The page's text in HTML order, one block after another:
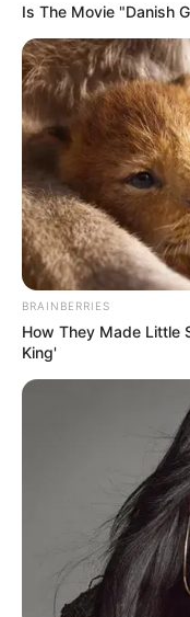
Is The Movie "Danish
BRAINBERRIES
How They Made Little
King'